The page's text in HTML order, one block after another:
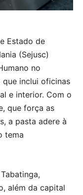
Estado de
(Sejusc)
no
que inclui oficinas
e interior. Com o
que força as
a pasta adere à
tema
além da capital